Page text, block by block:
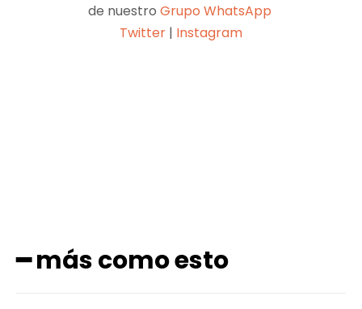
de nuestro Grupo WhatsApp
Twitter | Instagram
━ más como esto